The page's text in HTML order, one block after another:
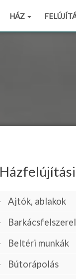
HÁZ
Ajtók, ablakok
Beltéri munkák
Bútorápolás